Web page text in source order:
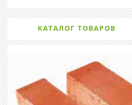
КАТАЛОГ ТОВАРОВ